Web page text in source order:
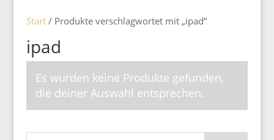
Start/ Produkte verschlagwortet mit „ipad“
ipad
Es wurden keine Produkte gefunden,
die deiner Auswahl entsprechen.